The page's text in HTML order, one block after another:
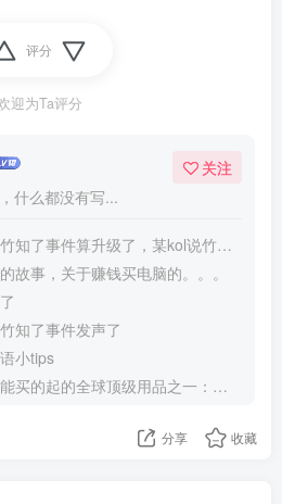
评分
迎为Ta评分
什么都没有写...
关注
了事件算升级了，某kol说竹知了是日本玩具
故事，关于赚钱买电脑的。。。
知了事件发声了
小tips
起的全球顶级用品之一：WD-40润滑除锈剂！
分享 收藏